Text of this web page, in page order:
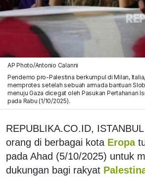
AP Photo/Antonio Calanni
Pendemo pro-Palestina berkumpul di Milan,
memprotes setelah sebuah armada bantuan
menuju Gaza dicegat oleh Pasukan Pertahanan
pada Rabu (1/10/2025).
REPUBLIKA.CO.ID,
orang di berbagai kota Eropa
pada Ahad (5/10/2025) untuk
dukungan bagi rakyat